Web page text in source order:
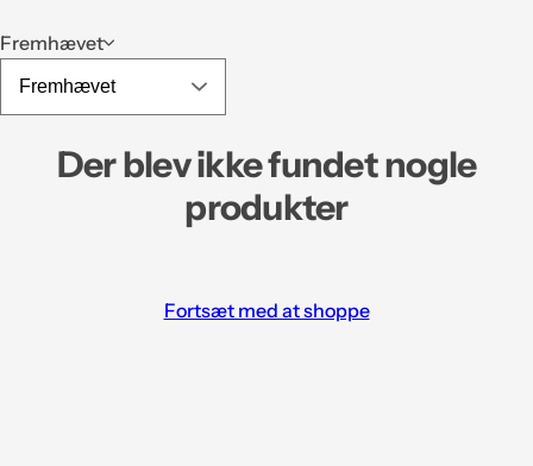
Fremhævet
Der blev ikke fundet nogle
produkter
Fortsæt med at shoppe